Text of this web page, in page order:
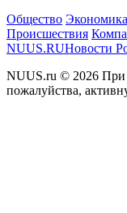
Общество Экономика
Происшествия
NUUS.RUНовости
NUUS.ru © 2026 При
пожалуйства,